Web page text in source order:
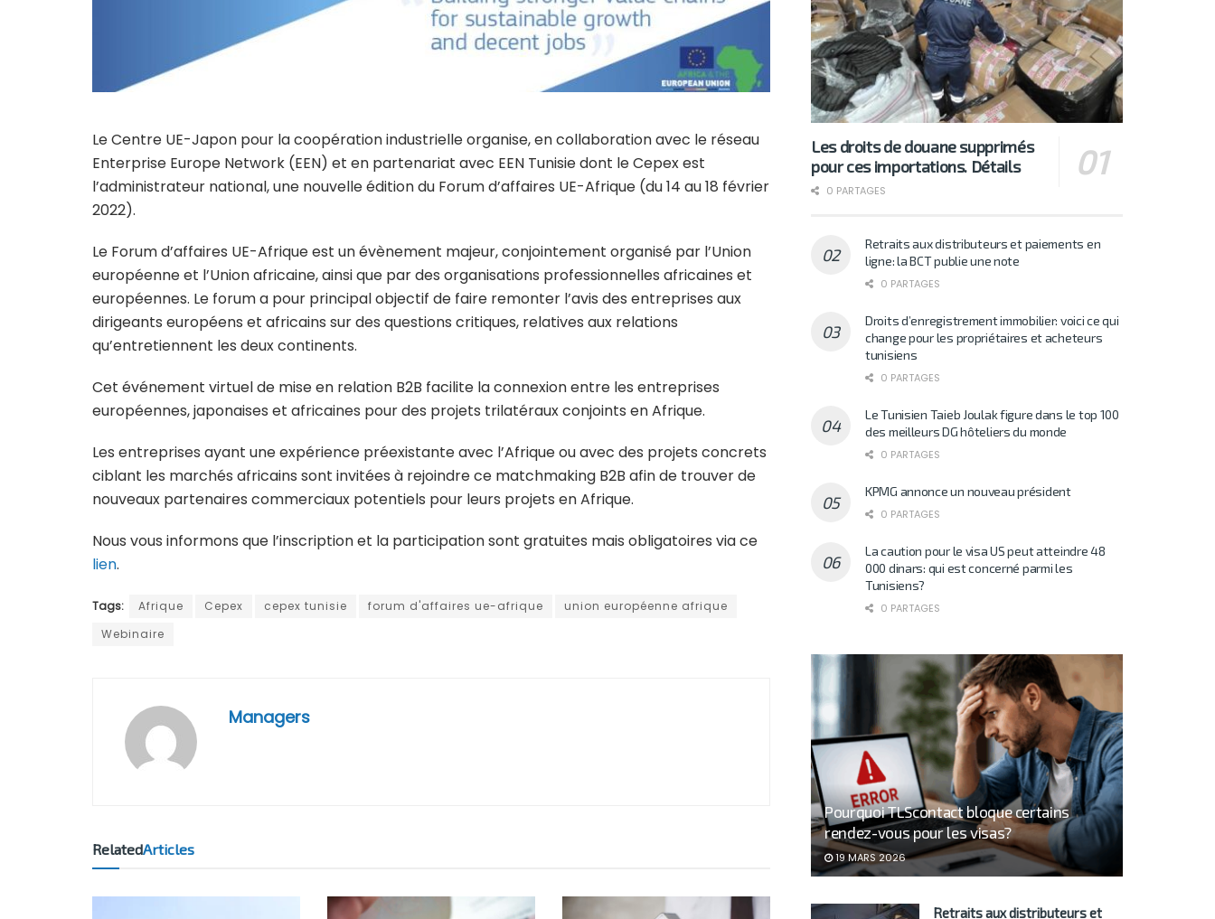
Le Centre UE-Japon pour la coopération industrielle organise, en collaboration avec le réseau
Enterprise Europe Network (EEN) et en partenariat avec EEN Tunisie dont le Cepex est
l’administrateur national, une nouvelle édition du Forum d’affaires UE-Afrique (du 14 au 18 février
2022).
Le Forum d’affaires UE-Afrique est un évènement majeur, conjointement organisé par l’Union
européenne et l’Union africaine, ainsi que par des organisations professionnelles africaines et
européennes. Le forum a pour principal objectif de faire remonter l’avis des entreprises aux
dirigeants européens et africains sur des questions critiques, relatives aux relations
qu’entretiennent les deux continents.
Cet événement virtuel de mise en relation B2B facilite la connexion entre les entreprises
européennes, japonaises et africaines pour des projets trilatéraux conjoints en Afrique.
Les entreprises ayant une expérience préexistante avec l’Afrique ou avec des projets concrets
ciblant les marchés africains sont invitées à rejoindre ce matchmaking B2B afin de trouver de
nouveaux partenaires commerciaux potentiels pour leurs projets en Afrique.
Nous vous informons que l’inscription et la participation sont gratuites mais obligatoires via ce
lien.
Tags: Afrique Cepex cepex tunisie forum d'affaires ue-afrique
union européenne afrique
Webinaire
Managers
RelatedArticles
Les droits de douane supprimés
pour ces importations. Détails
0 PARTAGES
Retraits aux distributeurs et paiements en
ligne: la BCT publie une note
0 PARTAGES
Droits d’enregistrement immobilier: voici ce qui
change pour les propriétaires et acheteurs
tunisiens
0 PARTAGES
Le Tunisien Taieb Joulak figure dans le top 100
des meilleurs DG hôteliers du monde
0 PARTAGES
KPMG annonce un nouveau président
0 PARTAGES
La caution pour le visa US peut atteindre 48
000 dinars: qui est concerné parmi les
Tunisiens?
0 PARTAGES
Pourquoi TLScontact bloque certains
rendez-vous pour les visas?
19 MARS 2026
Retraits aux distributeurs et